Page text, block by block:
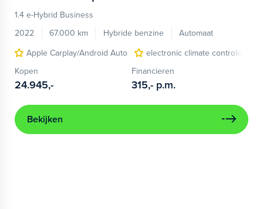
1.4 e-Hybrid Business
2022
67.000 km Hybride benzine
Automaat
Apple Carplay/Android Auto
electronic climate controle
Kopen
24.945,-
Financieren
315,- p.m.
Bekijken